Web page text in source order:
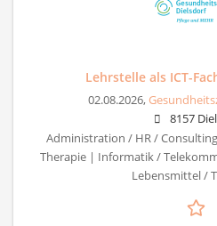
Lehrstelle als ICT-
02.08.2026,
8157
Administration / HR /
Therapie | Informatik /
Lebensmittel /